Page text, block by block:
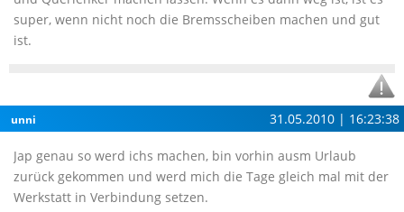
super, wenn nicht noch die Bremsscheiben machen und gut
ist.
unni 31.05.2010 | 16:23:38
Jap genau so werd ichs machen, bin vorhin ausm Urlaub
zurück gekommen und werd mich die Tage gleich mal mit der
Werkstatt in Verbindung setzen.